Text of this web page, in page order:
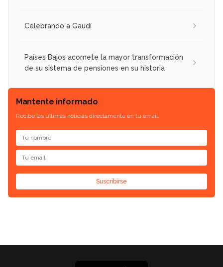
Celebrando a Gaudí
Países Bajos acomete la mayor transformación
de su sistema de pensiones en su historia
Mantente informado
Recibe las últimas noticias directamente en tu email.
Suscribirse